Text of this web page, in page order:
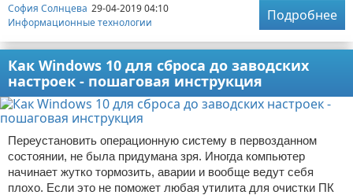
София Солнцева 29-04-2019 04:10
Информационные технологии
Подробнее
Как Windows 10 для сброса до заводских
настроек - пошаговая инструкция
Переустановить операционную систему в первозданном
состоянии, не была придумана зря. Иногда компьютер
начинает жутко тормозить, аварии и вообще ведут себя
плохо. Если это не поможет любая утилита для очистки ПК